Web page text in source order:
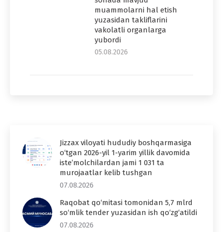
muammolarni hal etish
yuzasidan takliflarini
vakolatli organlarga
yubordi
05.08.2026
Jizzax viloyati hududiy boshqarmasiga
o‘tgan 2026-yil 1-yarim yillik davomida
iste’molchilardan jami 1 031 ta
murojaatlar kelib tushgan
07.08.2026
Raqobat qo‘mitasi tomonidan 5,7 mlrd
so‘mlik tender yuzasidan ish qo‘zg‘atildi
07.08.2026